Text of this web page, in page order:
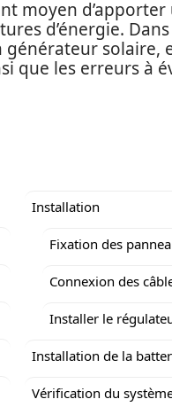
moyen
d’énergie.
générateur solaire,
que les erreurs à
Installation
Fixation des
Connexion des
Installer le
Installation de la
Vérification du